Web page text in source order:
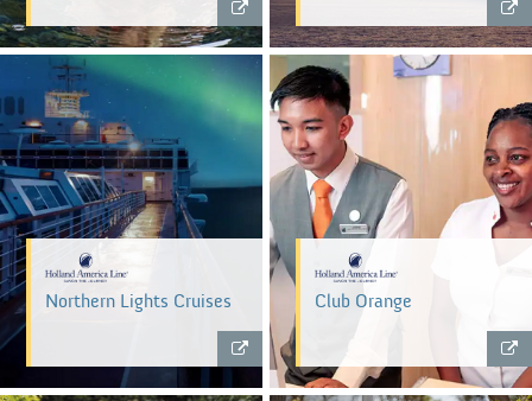
Northern Lights Cruises Club Orange